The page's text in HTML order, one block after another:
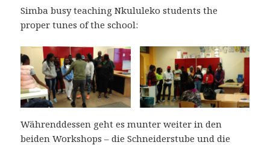
Simba busy teaching Nkululeko students the
proper tunes of the school:
Währenddessen geht es munter weiter in den
beiden Workshops – die Schneiderstube und die